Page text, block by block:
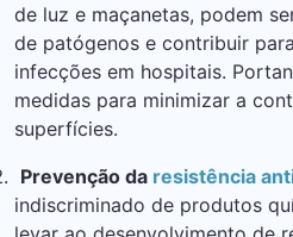
de luz e maçanetas, podem
de patógenos e contribuir
infecções em hospitais.
medidas para minimizar a
superfícies.
Prevenção da resistência
indiscriminado de produtos